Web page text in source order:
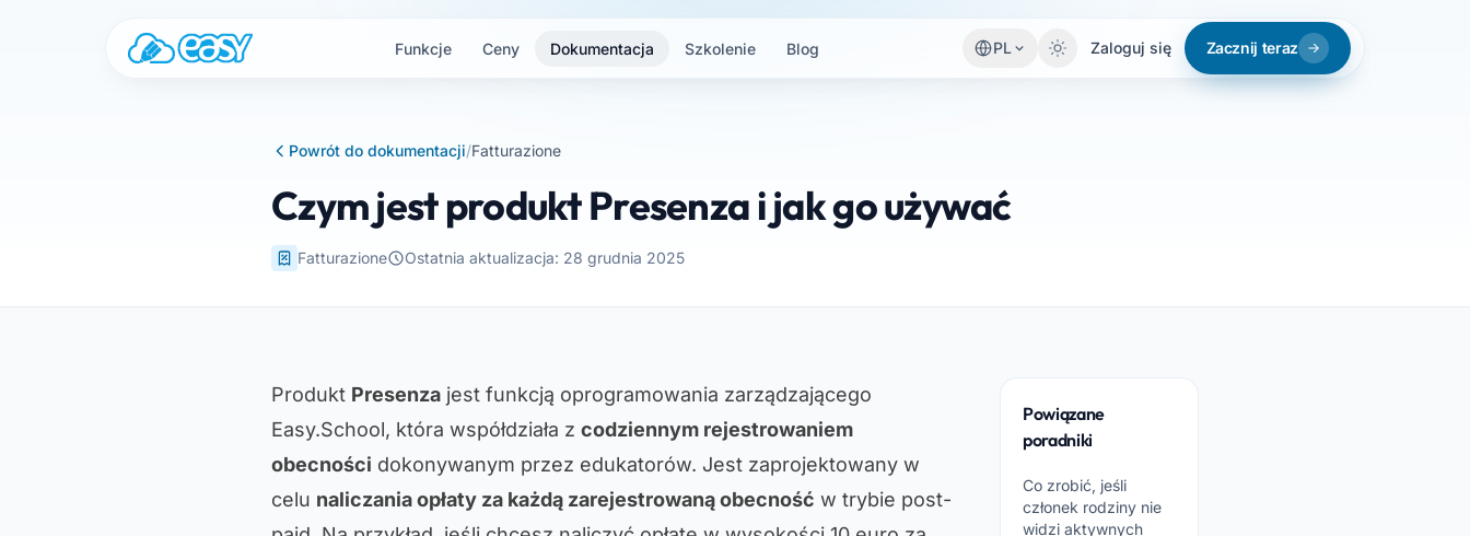
Funkcje Ceny Dokumentacja Szkolenie Blog PL Zaloguj się Zacznij teraz
Powrót do dokumentacji/Fatturazione
Czym jest produkt Presenza i jak go używać
Fatturazione Ostatnia aktualizacja: 28 grudnia 2025
Produkt Presenza jest funkcją oprogramowania zarządzającego
Easy.School, która współdziała z codziennym rejestrowaniem
obecności dokonywanym przez edukatorów. Jest zaprojektowany w
celu naliczania opłaty za każdą zarejestrowaną obecność w trybie post-
Powiązane
poradniki
Co zrobić, jeśli
członek rodziny nie
widzi aktywnych